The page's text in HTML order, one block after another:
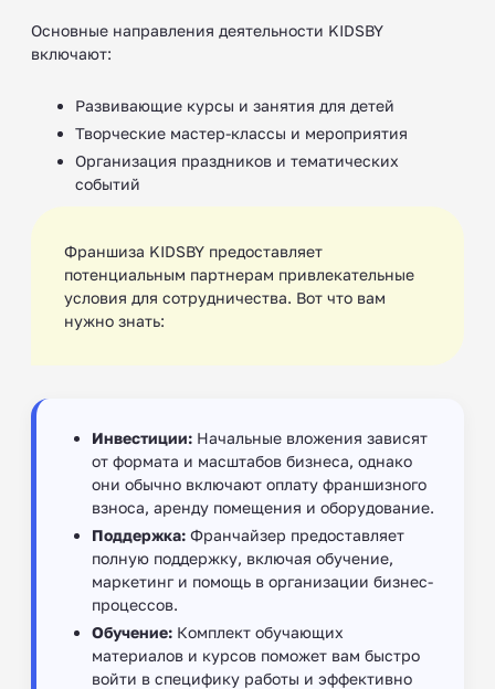
Основные направления деятельности KIDSBY
включают:
Развивающие курсы и занятия для детей
Творческие мастер-классы и мероприятия
Организация праздников и тематических
событий
Франшиза KIDSBY предоставляет
потенциальным партнерам привлекательные
условия для сотрудничества. Вот что вам
нужно знать:
Инвестиции: Начальные вложения зависят
от формата и масштабов бизнеса, однако
они обычно включают оплату франшизного
взноса, аренду помещения и оборудование.
Поддержка: Франчайзер предоставляет
полную поддержку, включая обучение,
маркетинг и помощь в организации бизнес-
процессов.
Обучение: Комплект обучающих
материалов и курсов поможет вам быстро
войти в специфику работы и эффективно